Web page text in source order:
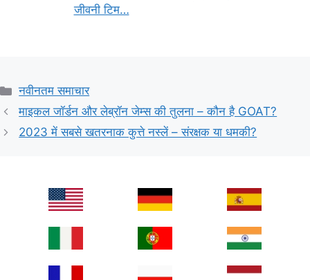
जीवनी टिम…
Categories
नवीनतम समाचार
माइकल जॉर्डन और लेब्रॉन जेम्स की तुलना – कौन है GOAT?
2023 में सबसे खतरनाक कुत्ते नस्लें – संरक्षक या धमकी?